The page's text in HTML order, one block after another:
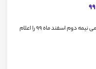
مرکز علوم و ستاره شناسی تهران رویدادهای نجومی نیمه دوم اسفند ماه 99 را اعلام